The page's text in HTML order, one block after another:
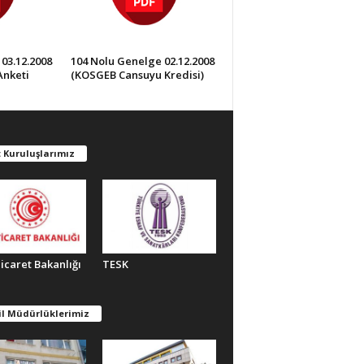
104 Nolu Genelge 02.12.2008
(KOSGEB Cansuyu Kredisi)
Kuruluşlarımız
Bakanlığı TESK
Müdürlüklerimiz